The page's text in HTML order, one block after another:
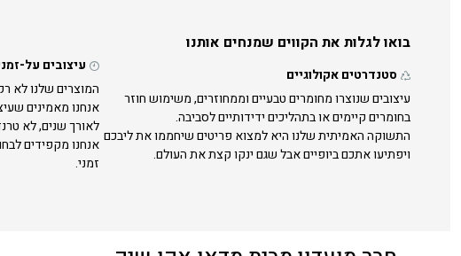
בואו לגלות את הקווים שמנחים אותנו
סטנדרטים אקולוגיים
עיצובים שנוצרו מחומרים טבעיים וממחוזרים, משימוש חוזר
בחומרים קיימים או בתהליכים ידידותיים לסביבה.
התשוקה האמיתית שלנו היא למצוא פריטים שיחממו את ליבכם
ויפתיעו אתכם ביופיים אבל שגם ינקו קצת את העולם.
עיצובים על-
המוצרים שלנו לא
אנחנו מאמינים
לאורך שנים, לא
אנחנו מקפידים
זמני.